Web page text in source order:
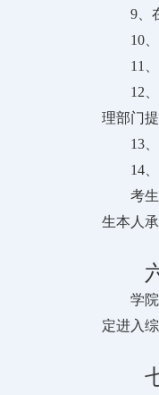
9、
10
11
12
理部门
13
14
考
生本人承
学
定进入